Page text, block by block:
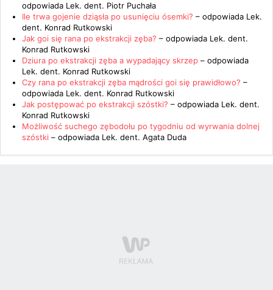
odpowiada Lek. dent. Piotr Puchała
Ile trwa gojenie dziąsła po usunięciu ósemki? – odpowiada Lek.
dent. Konrad Rutkowski
Jak goi się rana po ekstrakcji zęba? – odpowiada Lek. dent.
Konrad Rutkowski
Dziura po ekstrakcji zęba a wypadający skrzep – odpowiada
Lek. dent. Konrad Rutkowski
Czy rana po ekstrakcji zęba mądrości goi się prawidłowo? –
odpowiada Lek. dent. Konrad Rutkowski
Jak postępować po ekstrakcji szóstki? – odpowiada Lek. dent.
Konrad Rutkowski
Możliwość suchego zębodołu po tygodniu od wyrwania dolnej
szóstki – odpowiada Lek. dent. Agata Duda